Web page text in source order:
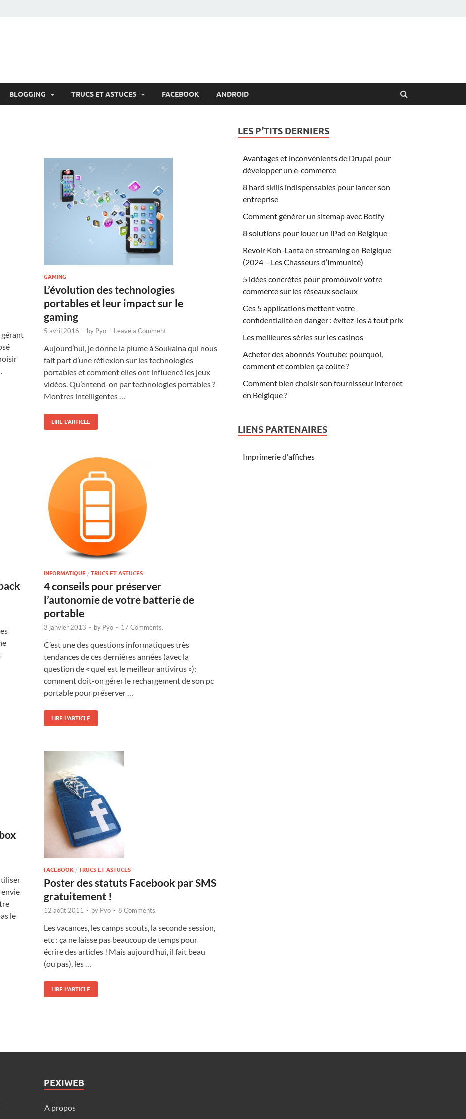
BLOGGING TRUCS ET ASTUCES FACEBOOK ANDROID
gérant
GAMING
L’évolution des technologies
portables et leur impact sur le
gaming
5 avril 2016 - by Pyo - Leave a Comment
Aujourd’hui, je donne la plume à Soukaina qui nous
fait part d’une réflexion sur les technologies
portables et comment elles ont influencé les jeux
vidéos. Qu’entend-on par technologies portables ?
Montres intelligentes …
LIRE L'ARTICLE
INFORMATIQUE / TRUCS ET ASTUCES
4 conseils pour préserver
l’autonomie de votre batterie de
portable
3 janvier 2013 - by Pyo - 17 Comments.
C’est une des questions informatiques très
tendances de ces dernières années (avec la
question de « quel est le meilleur antivirus »):
comment doit-on gérer le rechargement de son pc
portable pour préserver …
LIRE L'ARTICLE
envie
le
FACEBOOK / TRUCS ET ASTUCES
Poster des statuts Facebook par SMS
gratuitement !
12 août 2011 - by Pyo - 8 Comments.
Les vacances, les camps scouts, la seconde session,
etc : ça ne laisse pas beaucoup de temps pour
écrire des articles ! Mais aujourd’hui, il fait beau
(ou pas), les …
LIRE L'ARTICLE
LES P’TITS DERNIERS
Avantages et inconvénients de Drupal pour
développer un e-commerce
8 hard skills indispensables pour lancer son
entreprise
Comment générer un sitemap avec Botify
8 solutions pour louer un iPad en Belgique
Revoir Koh-Lanta en streaming en Belgique
(2024 – Les Chasseurs d’Immunité)
5 idées concrètes pour promouvoir votre
commerce sur les réseaux sociaux
Ces 5 applications mettent votre
confidentialité en danger : évitez-les à tout prix
Les meilleures séries sur les casinos
Acheter des abonnés Youtube: pourquoi,
comment et combien ça coûte ?
Comment bien choisir son fournisseur internet
en Belgique ?
LIENS PARTENAIRES
Imprimerie d'affiches
PEXIWEB
A propos